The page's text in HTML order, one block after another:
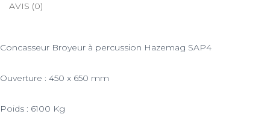
AVIS (0)
Concasseur Broyeur à percussion Hazemag SAP4
Ouverture : 450 x 650 mm
Poids : 6100 Kg